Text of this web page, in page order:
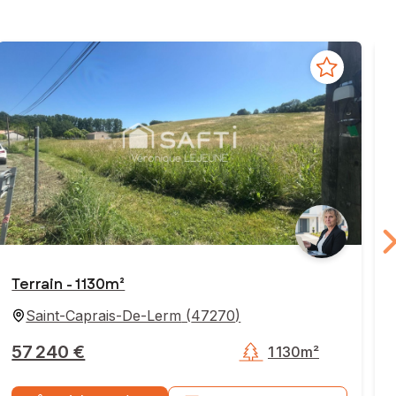
Terrain - 1 130m²
Saint-Caprais-De-Lerm (47270)
57 240 € 1 130m²